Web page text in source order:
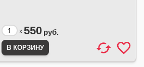
x 550 руб.